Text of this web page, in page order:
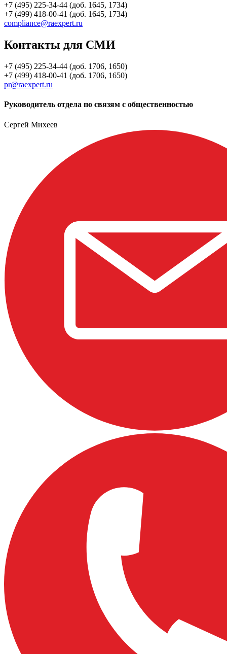
+7 (495) 225-34-44 (доб. 1645, 1734)
+7 (499) 418-00-41 (доб. 1645, 1734)
compliance@raexpert.ru
Контакты для СМИ
+7 (495) 225-34-44 (доб. 1706, 1650)
+7 (499) 418-00-41 (доб. 1706, 1650)
pr@raexpert.ru
Руководитель отдела по связям с общественностью
Сергей Михеев